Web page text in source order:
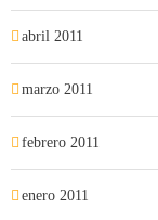
abril 2011
marzo 2011
febrero 2011
enero 2011